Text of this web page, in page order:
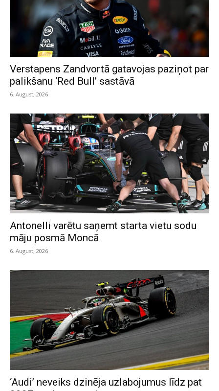
Verstapens Zandvortā gatavojas paziņot par
palikšanu ‘Red Bull’ sastāvā
6. August, 2026
Antonelli varētu saņemt starta vietu sodu
māju posmā Moncā
6. August, 2026
‘Audi’ neveiks dzinēja uzlabojumus līdz pat